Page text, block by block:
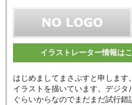
イラストレーター情報は
はじめましてまさぷすと申します。
イラストを描いています。デジ
ぐらいからなのでまだまだ試行